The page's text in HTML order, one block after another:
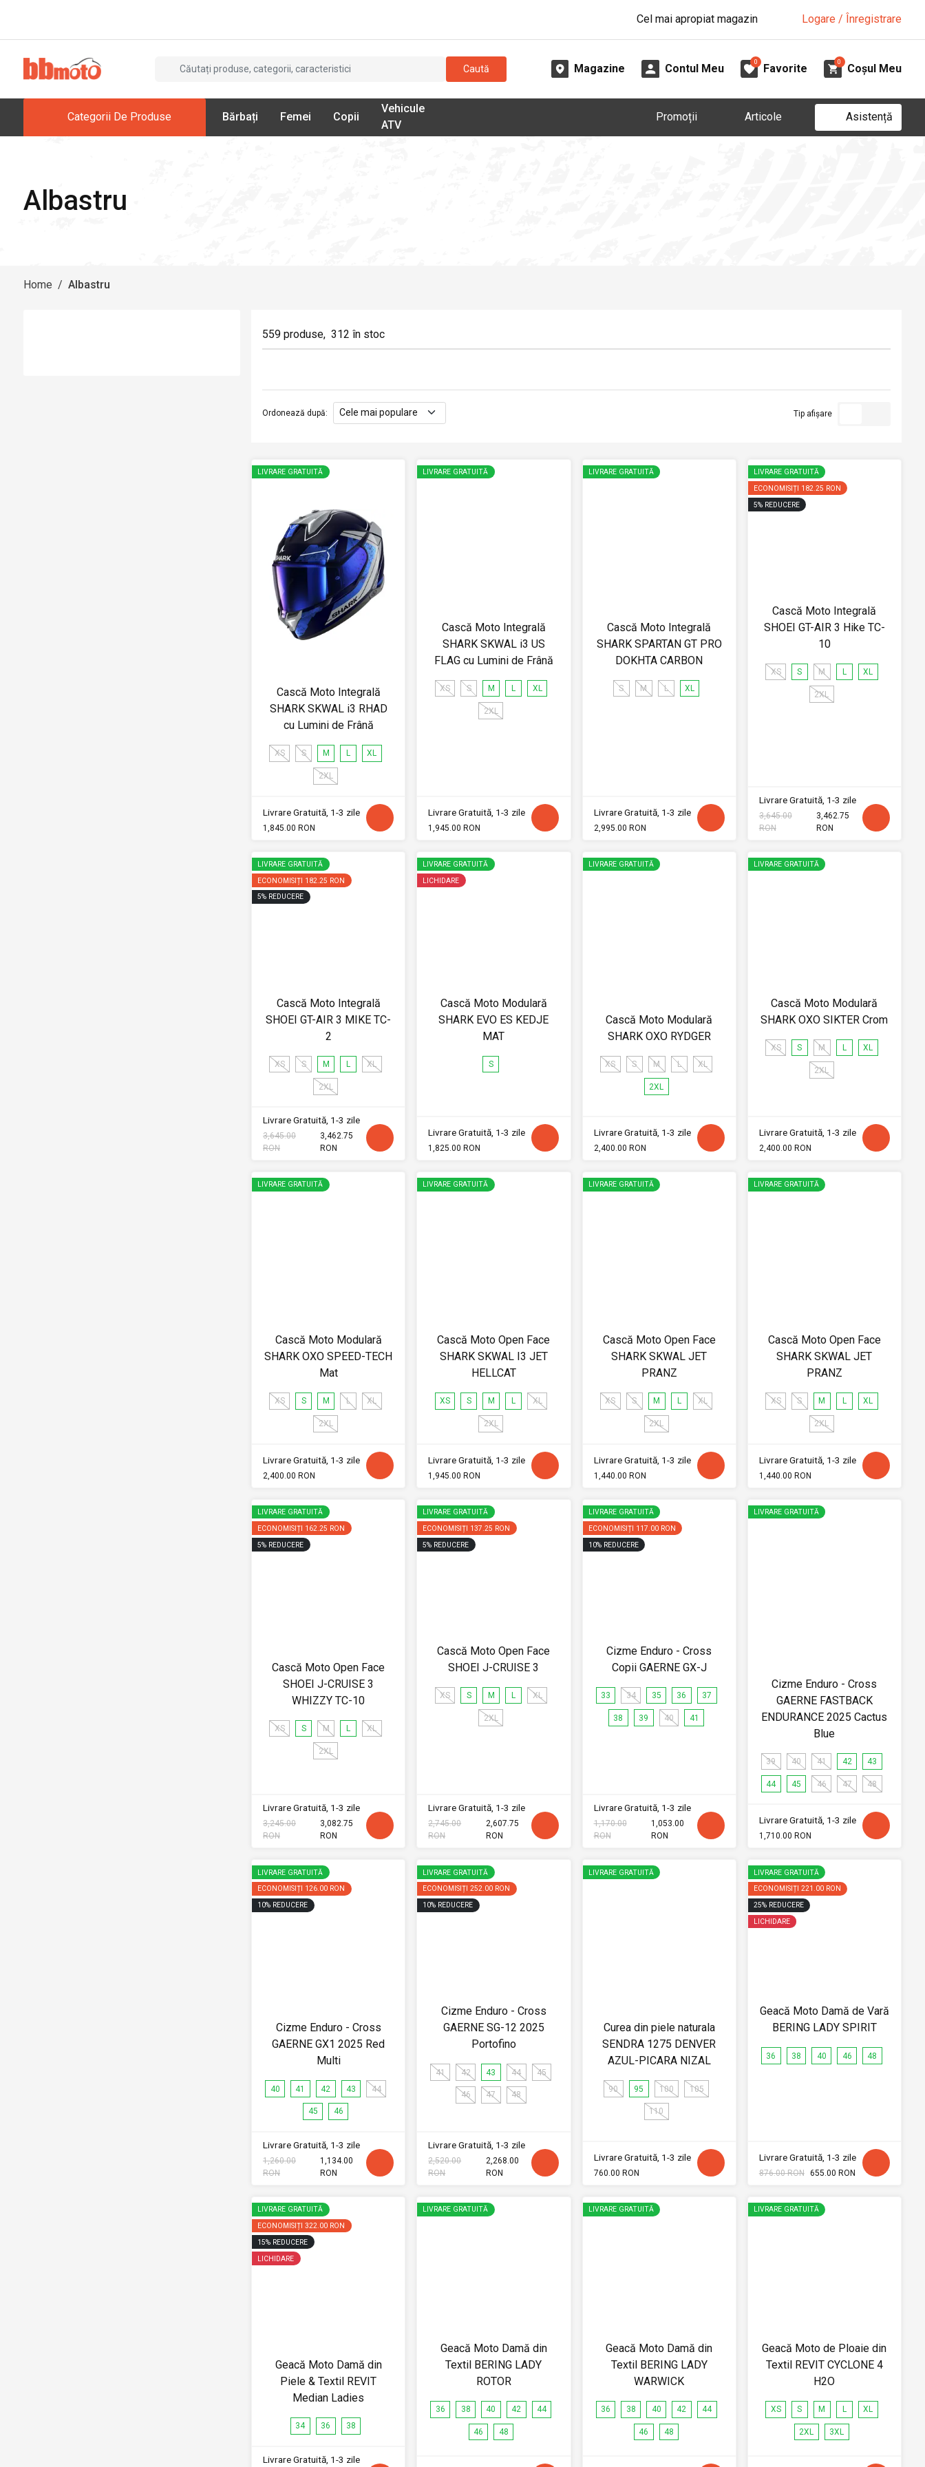
Cel mai apropiat magazin Logare / Înregistrare
Caută Magazine Contul Meu
0
Favorite
0
Coșul Meu
Categorii De Produse Bărbați Femei Copii
Vehicule
ATV
Promoții Articole Asistență
Albastru
Home / Albastru
559 produse, 312 în stoc
Ordonează după: Tip afișare
LIVRARE GRATUITĂ
Cască Moto Integrală
SHARK SKWAL i3 RHAD
cu Lumini de Frână
XS S M L XL
2XL
Livrare Gratuită, 1-3 zile
1,845.00 RON
LIVRARE GRATUITĂ
Cască Moto Integrală
SHARK SKWAL i3 US
FLAG cu Lumini de Frână
XS S M L XL
2XL
Livrare Gratuită, 1-3 zile
1,945.00 RON
LIVRARE GRATUITĂ
Cască Moto Integrală
SHARK SPARTAN GT PRO
DOKHTA CARBON
S M L XL
Livrare Gratuită, 1-3 zile
2,995.00 RON
LIVRARE GRATUITĂ
ECONOMISIȚI 182.25 RON
5% REDUCERE
Cască Moto Integrală
SHOEI GT-AIR 3 Hike TC-
10
XS S M L XL
2XL
Livrare Gratuită, 1-3 zile
3,645.00
RON
3,462.75
RON
LIVRARE GRATUITĂ
ECONOMISIȚI 182.25 RON
5% REDUCERE
Cască Moto Integrală
SHOEI GT-AIR 3 MIKE TC-
2
XS S M L XL
2XL
Livrare Gratuită, 1-3 zile
3,645.00
RON
3,462.75
RON
LIVRARE GRATUITĂ
LICHIDARE
Cască Moto Modulară
SHARK EVO ES KEDJE
MAT
S
Livrare Gratuită, 1-3 zile
1,825.00 RON
LIVRARE GRATUITĂ
Cască Moto Modulară
SHARK OXO RYDGER
XS S M L XL
2XL
Livrare Gratuită, 1-3 zile
2,400.00 RON
LIVRARE GRATUITĂ
Cască Moto Modulară
SHARK OXO SIKTER Crom
XS S M L XL
2XL
Livrare Gratuită, 1-3 zile
2,400.00 RON
LIVRARE GRATUITĂ
Cască Moto Modulară
SHARK OXO SPEED-TECH
Mat
XS S M L XL
2XL
Livrare Gratuită, 1-3 zile
2,400.00 RON
LIVRARE GRATUITĂ
Cască Moto Open Face
SHARK SKWAL I3 JET
HELLCAT
XS S M L XL
2XL
Livrare Gratuită, 1-3 zile
1,945.00 RON
LIVRARE GRATUITĂ
Cască Moto Open Face
SHARK SKWAL JET
PRANZ
XS S M L XL
2XL
Livrare Gratuită, 1-3 zile
1,440.00 RON
LIVRARE GRATUITĂ
Cască Moto Open Face
SHARK SKWAL JET
PRANZ
XS S M L XL
2XL
Livrare Gratuită, 1-3 zile
1,440.00 RON
LIVRARE GRATUITĂ
ECONOMISIȚI 162.25 RON
5% REDUCERE
Cască Moto Open Face
SHOEI J-CRUISE 3
WHIZZY TC-10
XS S M L XL
2XL
Livrare Gratuită, 1-3 zile
3,245.00
RON
3,082.75
RON
LIVRARE GRATUITĂ
ECONOMISIȚI 137.25 RON
5% REDUCERE
Cască Moto Open Face
SHOEI J-CRUISE 3
XS S M L XL
2XL
Livrare Gratuită, 1-3 zile
2,745.00
RON
2,607.75
RON
LIVRARE GRATUITĂ
ECONOMISIȚI 117.00 RON
10% REDUCERE
Cizme Enduro - Cross
Copii GAERNE GX-J
33 34 35 36 37
38 39 40 41
Livrare Gratuită, 1-3 zile
1,170.00
RON
1,053.00
RON
LIVRARE GRATUITĂ
Cizme Enduro - Cross
GAERNE FASTBACK
ENDURANCE 2025 Cactus
Blue
39 40 41 42 43
44 45 46 47 48
Livrare Gratuită, 1-3 zile
1,710.00 RON
LIVRARE GRATUITĂ
ECONOMISIȚI 126.00 RON
10% REDUCERE
Cizme Enduro - Cross
GAERNE GX1 2025 Red
Multi
40 41 42 43 44
45 46
Livrare Gratuită, 1-3 zile
1,260.00
RON
1,134.00
RON
LIVRARE GRATUITĂ
ECONOMISIȚI 252.00 RON
10% REDUCERE
Cizme Enduro - Cross
GAERNE SG-12 2025
Portofino
41 42 43 44 45
46 47 48
Livrare Gratuită, 1-3 zile
2,520.00
RON
2,268.00
RON
LIVRARE GRATUITĂ
Curea din piele naturala
SENDRA 1275 DENVER
AZUL-PICARA NIZAL
90 95 100 105
110
Livrare Gratuită, 1-3 zile
760.00 RON
LIVRARE GRATUITĂ
ECONOMISIȚI 221.00 RON
25% REDUCERE
LICHIDARE
Geacă Moto Damă de Vară
BERING LADY SPIRIT
36 38 40 46 48
Livrare Gratuită, 1-3 zile
876.00 RON 655.00 RON
LIVRARE GRATUITĂ
ECONOMISIȚI 322.00 RON
15% REDUCERE
LICHIDARE
Geacă Moto Damă din
Piele & Textil REVIT
Median Ladies
34 36 38
Livrare Gratuită, 1-3 zile
LIVRARE GRATUITĂ
Geacă Moto Damă din
Textil BERING LADY
ROTOR
36 38 40 42 44
46 48
LIVRARE GRATUITĂ
Geacă Moto Damă din
Textil BERING LADY
WARWICK
36 38 40 42 44
46 48
LIVRARE GRATUITĂ
Geacă Moto de Ploaie din
Textil REVIT CYCLONE 4
H2O
XS S M L XL
2XL 3XL